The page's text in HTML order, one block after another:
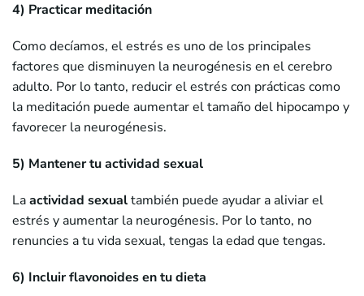
4) Practicar meditación
Como decíamos, el estrés es uno de los principales
factores que disminuyen la neurogénesis en el cerebro
adulto. Por lo tanto, reducir el estrés con prácticas como
la meditación puede aumentar el tamaño del hipocampo y
favorecer la neurogénesis.
5) Mantener tu actividad sexual
Laactividad sexualtambién puede ayudar a aliviar el
estrés y aumentar la neurogénesis. Por lo tanto, no
renuncies a tu vida sexual, tengas la edad que tengas.
6) Incluir flavonoides en tu dieta